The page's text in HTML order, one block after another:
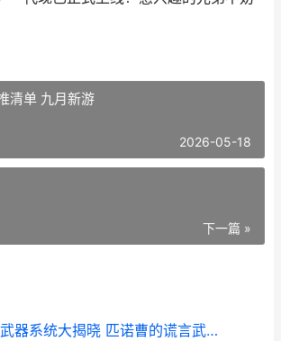
清单 九月新游
2026-05-18
下一篇 »
匹诺曹的谎言武器系统大揭晓 匹诺曹的谎言武器最强搭配